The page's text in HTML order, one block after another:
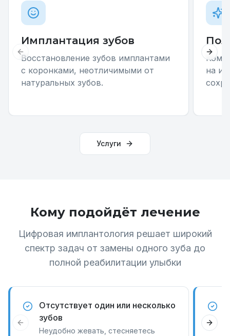
Имплантация зубов
Восстановление зубов имплантами
с коронками, неотличимыми от
натуральных зубов.
на
Previous slide Next
Услуги
Кому подойдёт лечение
Цифровая имплантология решает широкий
спектр задач от замены одного зуба до
полной реабилитации улыбки
Отсутствует один или несколько
зубов
Неудобно жевать, стесняетесь
Previous slide Next